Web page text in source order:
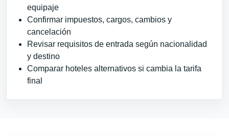
equipaje
Confirmar impuestos, cargos, cambios y
cancelación
Revisar requisitos de entrada según nacionalidad
y destino
Comparar hoteles alternativos si cambia la tarifa
final